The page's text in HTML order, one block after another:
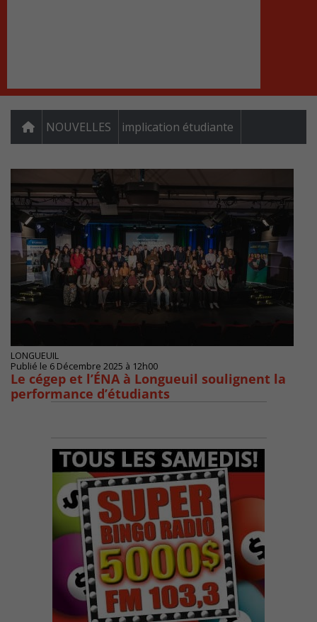
NOUVELLES implication étudiante
LONGUEUIL
Publié le 6 Décembre 2025 à 12h00
Le cégep et l’ÉNA à Longueuil soulignent la
performance d’étudiants